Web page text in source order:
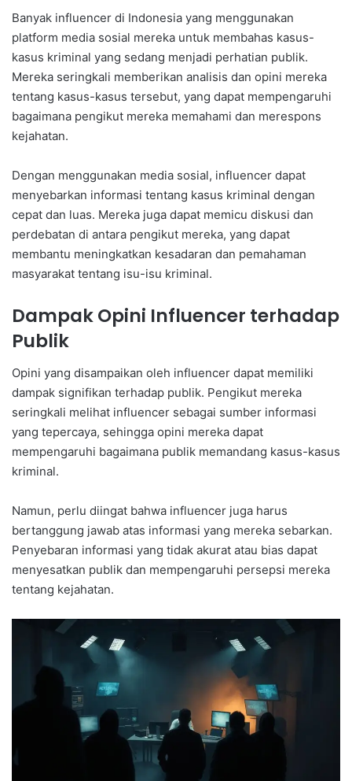
Banyak influencer di Indonesia yang menggunakan
platform media sosial mereka untuk membahas kasus-
kasus kriminal yang sedang menjadi perhatian publik.
Mereka seringkali memberikan analisis dan opini mereka
tentang kasus-kasus tersebut, yang dapat mempengaruhi
bagaimana pengikut mereka memahami dan merespons
kejahatan.
Dengan menggunakan media sosial, influencer dapat
menyebarkan informasi tentang kasus kriminal dengan
cepat dan luas. Mereka juga dapat memicu diskusi dan
perdebatan di antara pengikut mereka, yang dapat
membantu meningkatkan kesadaran dan pemahaman
masyarakat tentang isu-isu kriminal.
Dampak Opini Influencer terhadap
Publik
Opini yang disampaikan oleh influencer dapat memiliki
dampak signifikan terhadap publik. Pengikut mereka
seringkali melihat influencer sebagai sumber informasi
yang tepercaya, sehingga opini mereka dapat
mempengaruhi bagaimana publik memandang kasus-kasus
kriminal.
Namun, perlu diingat bahwa influencer juga harus
bertanggung jawab atas informasi yang mereka sebarkan.
Penyebaran informasi yang tidak akurat atau bias dapat
menyesatkan publik dan mempengaruhi persepsi mereka
tentang kejahatan.